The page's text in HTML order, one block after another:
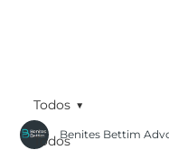
Todos
Todos
Benites Bettim